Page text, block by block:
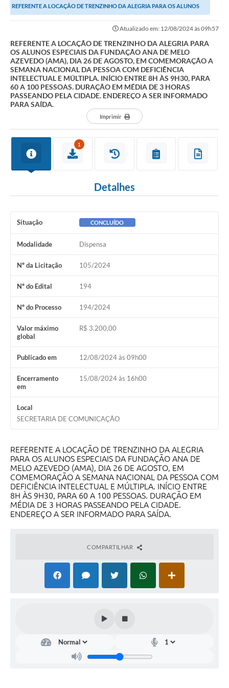
Ouvidoria
Publicações Oficiais
Educação
Minas Consciente
Carta de Serviços
Prevenção ao COVID-19 (coronavírus)
Acervo de livros Biblioteca Dr. Octávio Augusto Borges
Lixo - Aprenda a separar
Projetos
Legislação e Decretos Municipais
Telefones Úteis
Links
Serviços Online
Agenda
Boletim de Vigilância em Saúde
Requerimentos
Contato
REFERENTE A LOCAÇÃO DE TRENZINHO DA ALEGRIA PARA OS ALUNOS
Atualizado em: 12/08/2024 às 09h57
REFERENTE A LOCAÇÃO DE TRENZINHO DA ALEGRIA PARA
OS ALUNOS ESPECIAIS DA FUNDAÇÃO ANA DE MELO
AZEVEDO (AMA), DIA 26 DE AGOSTO, EM COMEMORAÇÃO A
SEMANA NACIONAL DA PESSOA COM DEFICIÊNCIA
INTELECTUAL E MÚLTIPLA. INÍCIO ENTRE 8H ÀS 9H30, PARA
60 A 100 PESSOAS. DURAÇÃO EM MÉDIA DE 3 HORAS
PASSEANDO PELA CIDADE. ENDEREÇO A SER INFORMADO
PARA SAÍDA.
Imprimir
1
Detalhes
Situação CONCLUÍDO
Modalidade Dispensa
Nº da Licitação 105/2024
Nº do Edital 194
Nº do Processo 194/2024
Valor máximo
global
R$ 3.200,00
Publicado em 12/08/2024 às 09h00
Encerramento
em
15/08/2024 às 16h00
Local
SECRETARIA DE COMUNICAÇÃO
REFERENTE A LOCAÇÃO DE TRENZINHO DA ALEGRIA
PARA OS ALUNOS ESPECIAIS DA FUNDAÇÃO ANA DE
MELO AZEVEDO (AMA), DIA 26 DE AGOSTO, EM
COMEMORAÇÃO A SEMANA NACIONAL DA PESSOA COM
DEFICIÊNCIA INTELECTUAL E MÚLTIPLA. INÍCIO ENTRE
8H ÀS 9H30, PARA 60 A 100 PESSOAS. DURAÇÃO EM
MÉDIA DE 3 HORAS PASSEANDO PELA CIDADE.
ENDEREÇO A SER INFORMADO PARA SAÍDA.
COMPARTILHAR